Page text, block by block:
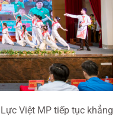
Việt MP tiếp tục khẳng